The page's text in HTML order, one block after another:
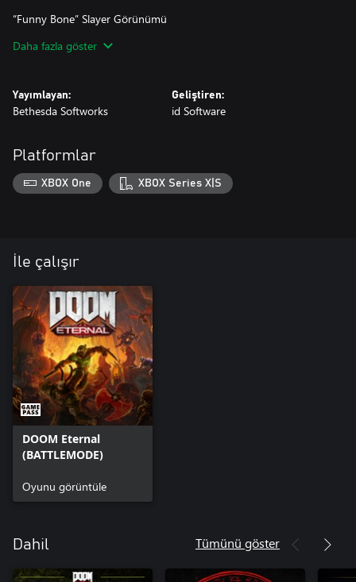
“Funny Bone” Slayer Görünümü
“Webenant” Revenant Görünümü
“Sugar Skull” Simgesi
“Pumpkin Tearing” Simgesi
“Cultist Tech” İsim Levhası
“Grizzly Ghouls” İsim Levhası
“Witching Hour” İsim Levhası
ve fazlası!
Daha fazla göster
Yayımlayan:
Bethesda Softworks
Geliştiren:
id Software
Platformlar
XBOX One XBOX Series X|S
İle çalışır
DOOM Eternal
(BATTLEMODE)
Oyunu görüntüle
Dahil Tümünü göster